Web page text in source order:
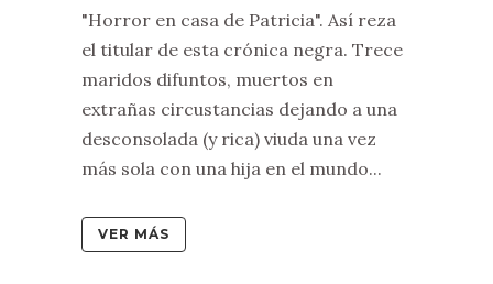
"Horror en casa de Patricia". Así reza
el titular de esta crónica negra. Trece
maridos difuntos, muertos en
extrañas circustancias dejando a una
desconsolada (y rica) viuda una vez
más sola con una hija en el mundo...
VER MÁS